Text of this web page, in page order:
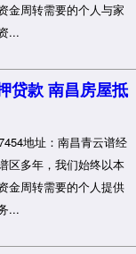
金周转需要的个人与家
...
贷款 南昌房屋抵
地址：南昌青云谱经
区多年，我们始终以本
金周转需要的个人提供
...